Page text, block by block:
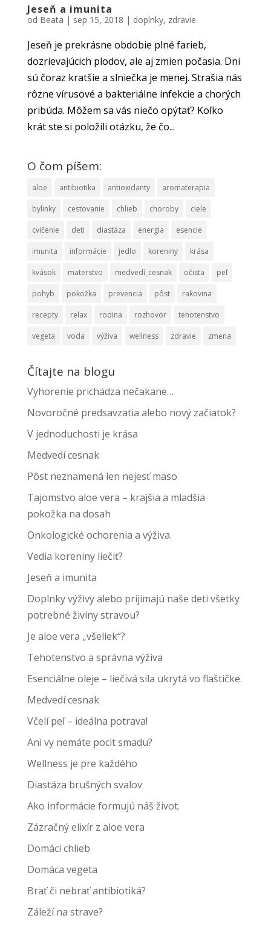
Jeseň a imunita
od Beata | sep 15, 2018 | doplnky, zdravie
Jeseň je prekrásne obdobie plné farieb,
dozrievajúcich plodov, ale aj zmien počasia. Dni
sú čoraz kratšie a slniečka je menej. Strašia nás
rôzne vírusové a bakteriálne infekcie a chorých
pribúda. Môžem sa vás niečo opýtať? Koľko
krát ste si položili otázku, že čo...
O čom píšem:
aloe antibiotika antioxidanty aromaterapia
bylinky cestovanie chlieb choroby ciele
cvičenie deti diastáza energia esencie
imunita informácie jedlo koreniny krása
kvások materstvo medvedí_cesnak očista peľ
pohyb pokožka prevencia pôst rakovina
recepty relax rodina rozhovor tehotenstvo
vegeta voda výživa wellness zdravie zmena
Čítajte na blogu
Vyhorenie prichádza nečakane…
Novoročné predsavzatia alebo nový začiatok?
V jednoduchosti je krása
Medvedí cesnak
Pôst neznamená len nejesť mäso
Tajomstvo aloe vera – krajšia a mladšia
pokožka na dosah
Onkologické ochorenia a výživa.
Vedia koreniny liečiť?
Jeseň a imunita
Doplnky výživy alebo prijímajú naše deti všetky
potrebné živiny stravou?
Je aloe vera „všeliek“?
Tehotenstvo a správna výživa
Esenciálne oleje – liečivá sila ukrytá vo flaštičke.
Medvedí cesnak
Včelí peľ – ideálna potrava!
Ani vy nemáte pocit smädu?
Wellness je pre každého
Diastáza brušných svalov
Ako informácie formujú náš život.
Zázračný elixír z aloe vera
Domáci chlieb
Domáca vegeta
Brať či nebrať antibiotiká?
Záleží na strave?